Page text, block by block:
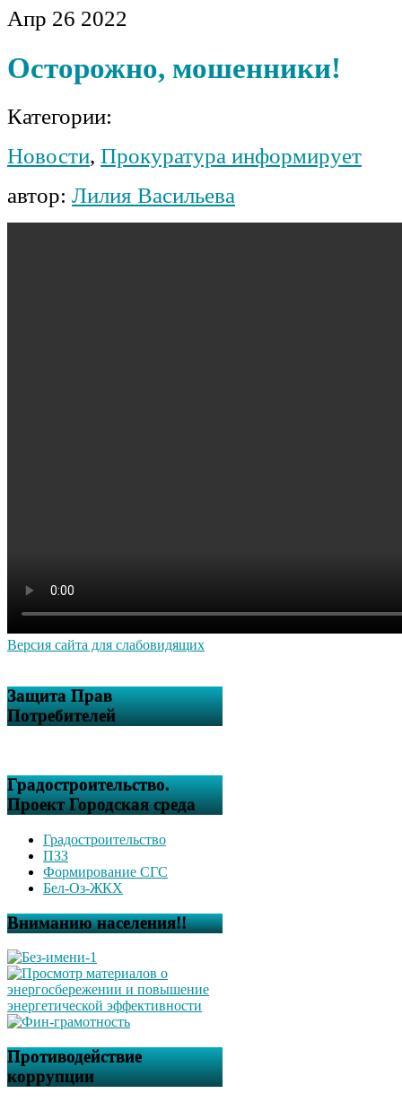
Апр 26 2022
Осторожно, мошенники!
Категории:
Новости, Прокуратура информирует
автор: Лилия Васильева
Версия сайта для слабовидящих
Защита Прав
Потребителей
Градостроительство.
Проект Городская среда
Градостроительство
ПЗЗ
Формирование СГС
Бел-Оз-ЖКХ
Вниманию населения!!
Противодействие
коррупции